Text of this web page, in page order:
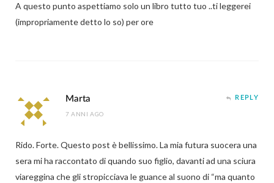
A questo punto aspettiamo solo un libro tutto tuo ..ti leggerei
(impropriamente detto lo so) per ore
Marta
7 ANNI AGO
REPLY
Rido. Forte. Questo post è bellissimo. La mia futura suocera una
sera mi ha raccontato di quando suo figlio, davanti ad una sciura
viareggina che gli stropicciava le guance al suono di “ma quanto